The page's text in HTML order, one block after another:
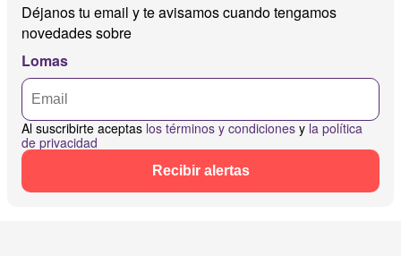
Déjanos tu email y te avisamos cuando tengamos
novedades sobre
Lomas
Al suscribirte aceptas los términos y condiciones y la política
de privacidad
Recibir alertas